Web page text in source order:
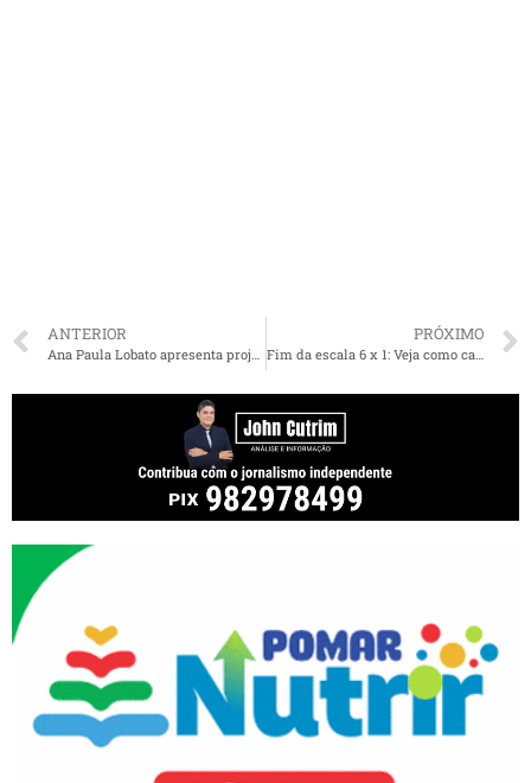
ANTERIOR
Ana Paula Lobato apresenta projeto que torna crimes graves contra mulheres imprescritíveis e inafiançáveis
PRÓXIMO
Fim da escala 6 x 1: Veja como cada deputado do MA votou